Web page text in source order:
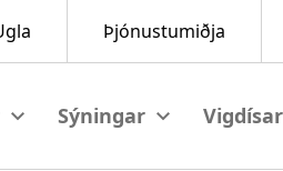
submenu View submenu